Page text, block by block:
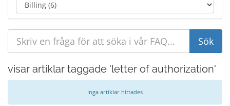
visar artiklar taggade 'letter of authorization'
Inga artiklar hittades